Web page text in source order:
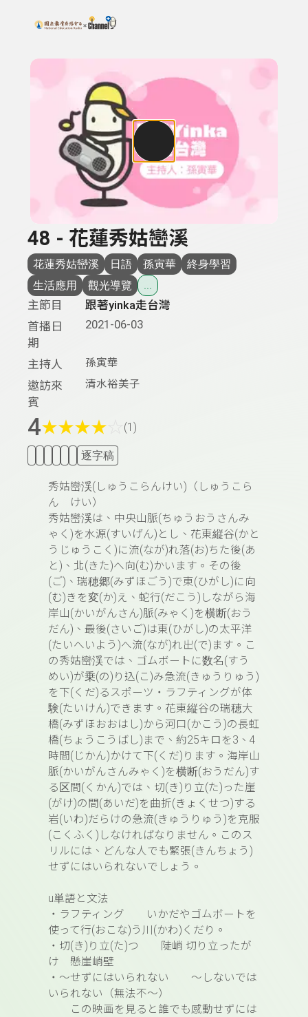
上方功能區塊
搜尋關鍵字：可輸入節目名稱、主持人或關鍵字
48 - 花蓮秀姑巒溪
花蓮秀姑巒溪 日語 孫寅華
終身學習
生活應用
觀光導覽 ...
主節目
跟著yinka走台灣
首播日
期
2021-06-03
主持人 孫寅華
邀訪來
賓
清水裕美子
4★★★★ (1)
逐字稿
秀姑巒渓(しゅうこらんけい) （しゅうこら
ん けい）
秀姑巒渓は、 中央山脈(ちゅうおうさんみ
ゃく)を水源(すいげん) とし、 花東縦谷(かと
うじゅうこく)に流(なが)れ落(お)ちた後(あ
と) 、 北(きた)へ向(む)かいます。その後
(ご) 、 瑞穂郷(みずほごう)で東(ひがし)に 向
(む)きを変(か)え、 蛇行(だこう) しながら 海
岸山(かいがんさん)脈(みゃく)を横断(おう
だん) 、 最後(さいご)は東(ひがし)の太平洋
(たいへいよう)へ流(なが)れ出(で) ます。こ
の秀姑巒渓では、ゴムボートに数名(すう
めい)が乗(の) り 込(こ)み急流(きゅうりゅう)
を 下(くだ)るスポーツ・ラフティングが体
験(たいけん)できます。花東縦谷の瑞穂大
橋(みずほおおはし)から河口(かこう)の長虹
橋(ちょうこうばし) まで、約25キロを3 、 4
時間(じかん)かけて 下(くだ) ります。 海岸山
脈(かいがんさんみゃく)を横断(おうだん)す
る 区間(くかん)では、 切(き) り 立(た)った崖
(がけ)の 間(あいだ)を曲折(きょくせつ)する
岩(いわ)だらけの急流(きゅうりゅう)を克服
(こくふく) しなければなりません。このス
リルには、どんな人でも緊張(きんちょう)
せずにはいられないでしょう。
u単語と文法
・ラフティング いかだやゴムボートを
使って行(おこな)う 川(かわ) くだり。
・ 切(き) り 立(た)つ 陡峭 切り立ったが
け 懸崖峭壁
・～せずにはいられない ～しないでは
いられない（無法不～）
この映画を見ると誰でも感動せずには